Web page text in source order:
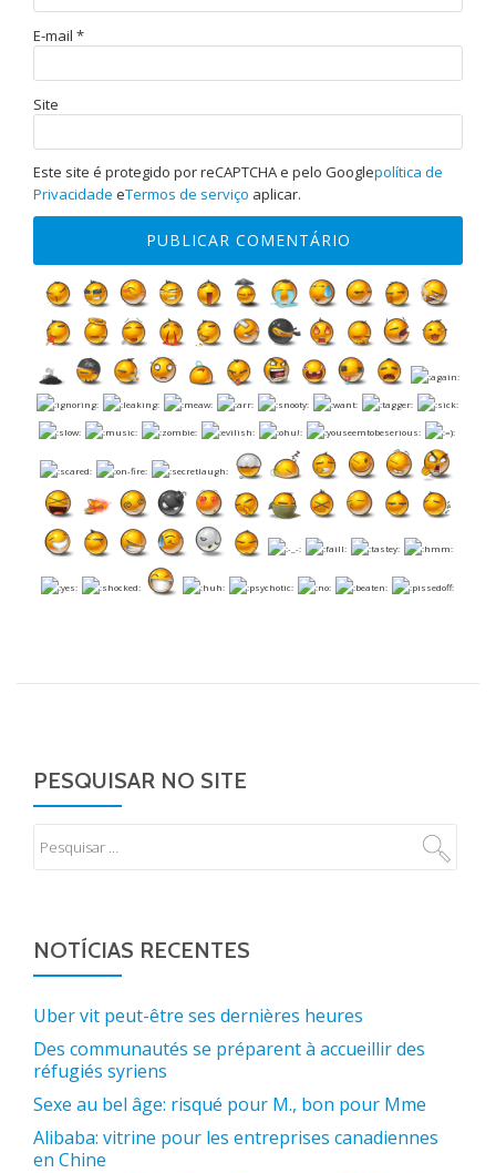
E-mail *
Site
Este site é protegido por reCAPTCHA e pelo Googlepolítica de
Privacidade eTermos de serviço aplicar.
PESQUISAR NO SITE
NOTÍCIAS RECENTES
Uber vit peut-être ses dernières heures
Des communautés se préparent à accueillir des
réfugiés syriens
Sexe au bel âge: risqué pour M., bon pour Mme
Alibaba: vitrine pour les entreprises canadiennes
en Chine